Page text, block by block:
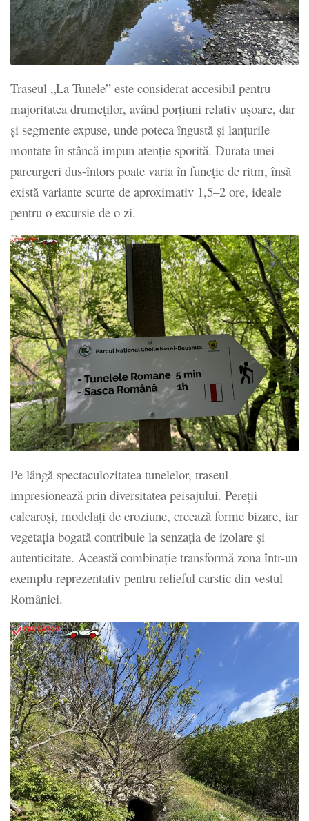
Traseul „La Tunele” este considerat accesibil pentru
majoritatea drumeților, având porțiuni relativ ușoare, dar
și segmente expuse, unde poteca îngustă și lanțurile
montate în stâncă impun atenție sporită. Durata unei
parcurgeri dus-întors poate varia în funcție de ritm, însă
există variante scurte de aproximativ 1,5–2 ore, ideale
pentru o excursie de o zi.
Pe lângă spectaculozitatea tunelelor, traseul
impresionează prin diversitatea peisajului. Pereții
calcaroși, modelați de eroziune, creează forme bizare, iar
vegetația bogată contribuie la senzația de izolare și
autenticitate. Această combinație transformă zona într-un
exemplu reprezentativ pentru relieful carstic din vestul
României.